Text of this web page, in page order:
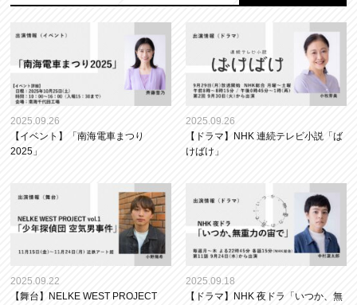
2025.09.26
【イベント】「南海電車まつり
2025」
2025.09.26
【ドラマ】NHK 連続テレビ小説「ば
けばけ」
2025.09.22
【舞台】NELKE WEST PROJECT
2025.09.18
【ドラマ】NHK 夜ドラ「いつか、無